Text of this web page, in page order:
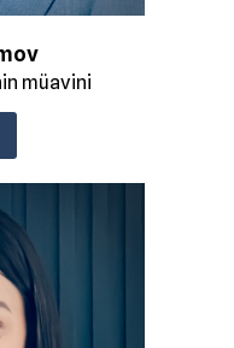
müavini